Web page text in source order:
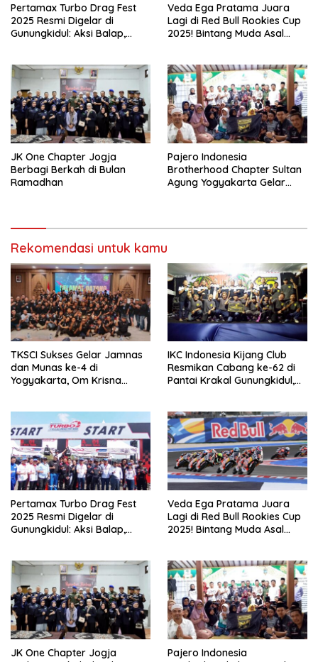
Pertamax Turbo Drag Fest
2025 Resmi Digelar di
Gunungkidul: Aksi Balap,
Veda Ega Pratama Juara
Lagi di Red Bull Rookies Cup
2025! Bintang Muda Asal
JK One Chapter Jogja
Berbagi Berkah di Bulan
Ramadhan
Pajero Indonesia
Brotherhood Chapter Sultan
Agung Yogyakarta Gelar
Rekomendasi untuk kamu
TKSCI Sukses Gelar Jamnas
dan Munas ke-4 di
Yogyakarta, Om Krisna
IKC Indonesia Kijang Club
Resmikan Cabang ke-62 di
Pantai Krakal Gunungkidul,
Pertamax Turbo Drag Fest
2025 Resmi Digelar di
Gunungkidul: Aksi Balap,
Veda Ega Pratama Juara
Lagi di Red Bull Rookies Cup
2025! Bintang Muda Asal
JK One Chapter Jogja
Pajero Indonesia